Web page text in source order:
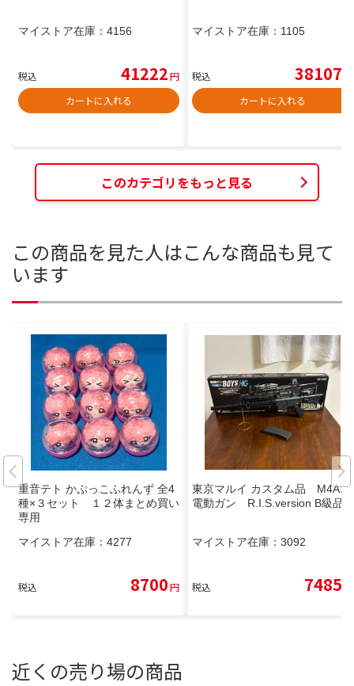
マイストア在庫： 4156
税込 41222円
カートに入れる
マイストア在庫： 1105
税込 38107
カートに入れる
このカテゴリをもっと見る
この商品を見た人はこんな商品も見て
います
重音テト かぷっこふれんず 全4
種×３セット １２体まとめ買い
専用
マイストア在庫： 4277
税込 8700円
東京マルイ カスタム品 M4A1
電動ガン R.I.S.version B級品
マイストア在庫： 3092
税込 7485
近くの売り場の商品